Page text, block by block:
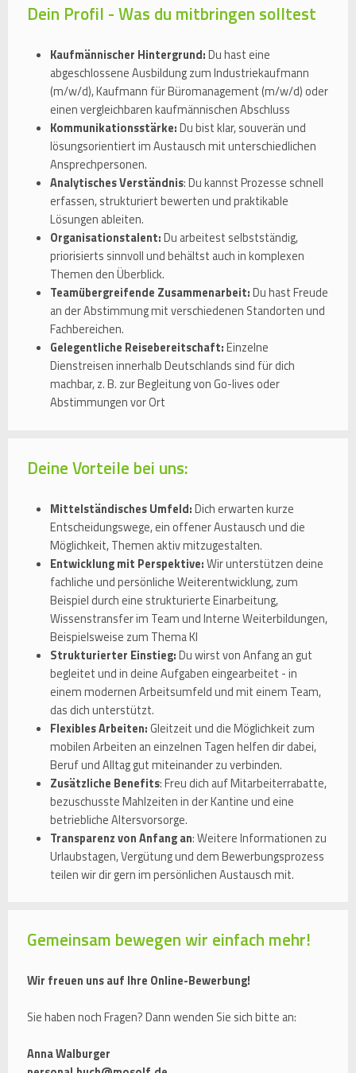
Dein Profil - Was du mitbringen solltest
Kaufmännischer Hintergrund:Du hast eine
abgeschlossene Ausbildung zum Industriekaufmann
(m/w/d), Kaufmann für Büromanagement (m/w/d) oder
einen vergleichbaren kaufmännischen Abschluss
Kommunikationsstärke:Du bist klar, souverän und
lösungsorientiert im Austausch mit unterschiedlichen
Ansprechpersonen.
Analytisches Verständnis: Du kannst Prozesse schnell
erfassen, strukturiert bewerten und praktikable
Lösungen ableiten.
Organisationstalent:Du arbeitest selbstständig,
priorisierts sinnvoll und behältst auch in komplexen
Themen den Überblick.
Teamübergreifende Zusammenarbeit:Du hast Freude
an der Abstimmung mit verschiedenen Standorten und
Fachbereichen.
Gelegentliche Reisebereitschaft:Einzelne
Dienstreisen innerhalb Deutschlands sind für dich
machbar, z. B. zur Begleitung von Go-lives oder
Abstimmungen vor Ort
Deine Vorteile bei uns:
Mittelständisches Umfeld:Dich erwarten kurze
Entscheidungswege, ein offener Austausch und die
Möglichkeit, Themen aktiv mitzugestalten.
Entwicklung mit Perspektive:Wir unterstützen deine
fachliche und persönliche Weiterentwicklung, zum
Beispiel durch eine strukturierte Einarbeitung,
Wissenstransfer im Team und Interne Weiterbildungen,
Beispielsweise zum Thema KI
Strukturierter Einstieg:Du wirst von Anfang an gut
begleitet und in deine Aufgaben eingearbeitet - in
einem modernen Arbeitsumfeld und mit einem Team,
das dich unterstützt.
Flexibles Arbeiten:Gleitzeit und die Möglichkeit zum
mobilen Arbeiten an einzelnen Tagen helfen dir dabei,
Beruf und Alltag gut miteinander zu verbinden.
Zusätzliche Benefits: Freu dich auf Mitarbeiterrabatte,
bezuschusste Mahlzeiten in der Kantine und eine
betriebliche Altersvorsorge.
Transparenz von Anfang an: Weitere Informationen zu
Urlaubstagen, Vergütung und dem Bewerbungsprozess
teilen wir dir gern im persönlichen Austausch mit.
Gemeinsam bewegen wir einfach mehr!
Wir freuen uns auf Ihre Online-Bewerbung!
Sie haben noch Fragen? Dann wenden Sie sich bitte an:
Anna Walburger